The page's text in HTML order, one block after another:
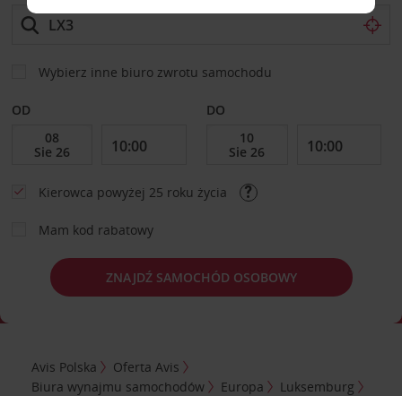
Wybierz inne biuro zwrotu samochodu
OD DO
Kierowca powyżej 25 roku życia
Mam kod rabatowy
ZNAJDŹ SAMOCHÓD OSOBOWY
Avis Polska
Oferta Avis
Biura wynajmu samochodów
Europa
Luksemburg